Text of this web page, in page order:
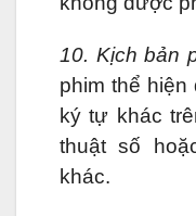
10. Kịch bản
phim thể
ký tự khác
thuật số
khác.